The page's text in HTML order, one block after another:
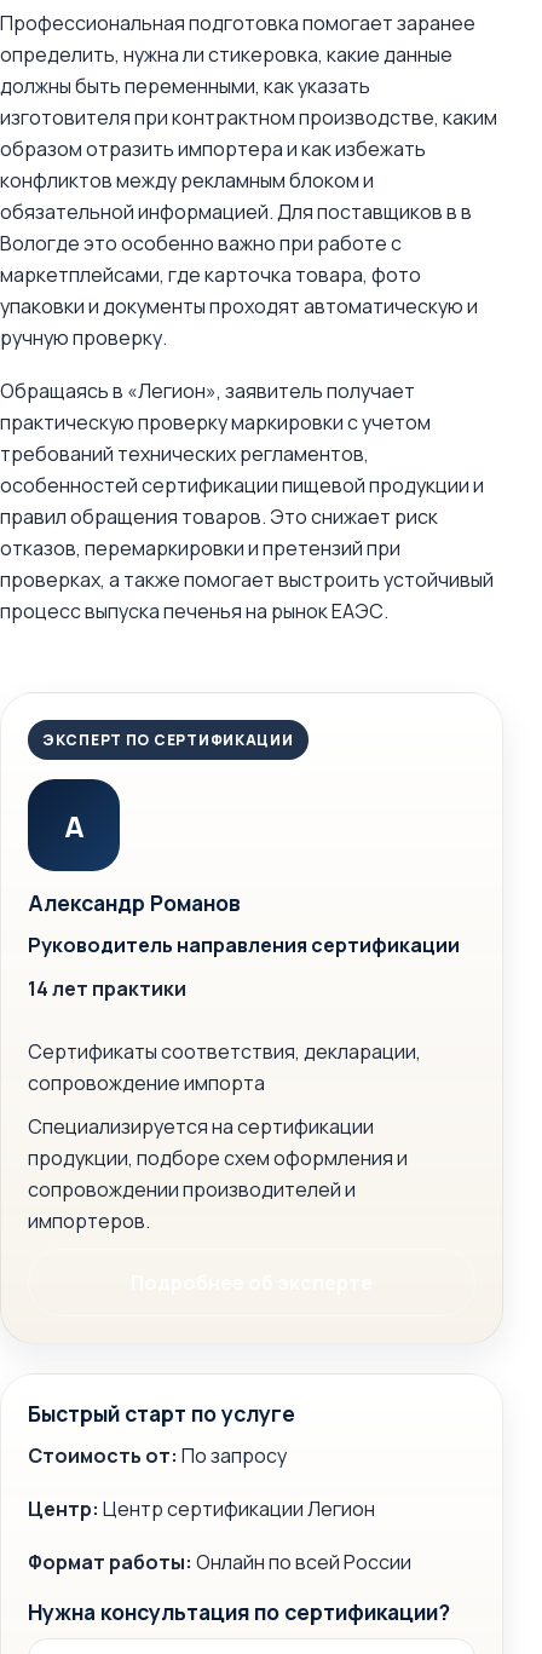
Профессиональная подготовка помогает заранее
определить, нужна ли стикеровка, какие данные
должны быть переменными, как указать
изготовителя при контрактном производстве, каким
образом отразить импортера и как избежать
конфликтов между рекламным блоком и
обязательной информацией. Для поставщиков в в
Вологде это особенно важно при работе с
маркетплейсами, где карточка товара, фото
упаковки и документы проходят автоматическую и
ручную проверку.
Обращаясь в «Легион», заявитель получает
практическую проверку маркировки с учетом
требований технических регламентов,
особенностей сертификации пищевой продукции и
правил обращения товаров. Это снижает риск
отказов, перемаркировки и претензий при
проверках, а также помогает выстроить устойчивый
процесс выпуска печенья на рынок ЕАЭС.
ЭКСПЕРТ ПО СЕРТИФИКАЦИИ
А
Александр Романов
Руководитель направления сертификации
14 лет практики
Сертификаты соответствия, декларации,
сопровождение импорта
Специализируется на сертификации
продукции, подборе схем оформления и
сопровождении производителей и
импортеров.
Быстрый старт по услуге
Стоимость от: По запросу
Центр: Центр сертификации Легион
Формат работы: Онлайн по всей России
Нужна консультация по сертификации?